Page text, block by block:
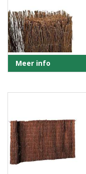
Meer info